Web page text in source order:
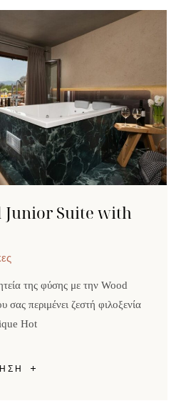
Junior Suite with
της φύσης με την Wood
περιμένει ζεστή φιλοξενία
Hot